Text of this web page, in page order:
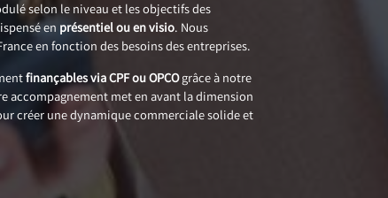
selon le niveau et les objectifs des
en présentiel ou en visio. Nous
en fonction des besoins des entreprises.
finançables via CPF ou OPCOgrâce à notre
accompagnement met en avant la dimension
créer une dynamique commerciale solide et